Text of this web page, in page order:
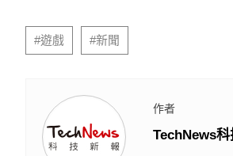
#遊戲 #新聞
作者
TechNews